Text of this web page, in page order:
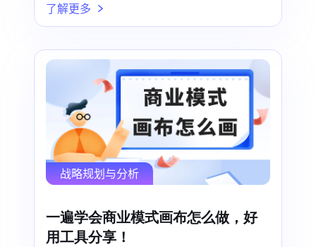
了解更多
战略规划与分析
一遍学会商业模式画布怎么做，好
用工具分享！